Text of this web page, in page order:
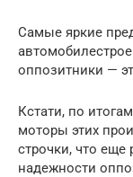
Самые яркие
оппозитники —
Кстати, по
моторы этих
строчки, что еще
надежности